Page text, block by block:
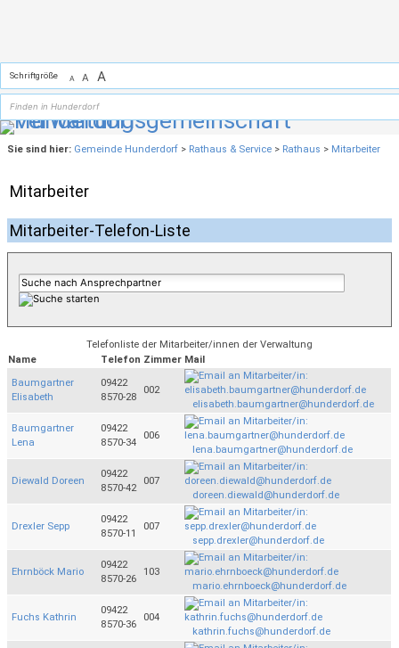
Schriftgröße A A A
Sie sind hier: Gemeinde Hunderdorf > Rathaus & Service > Rathaus > Mitarbeiter
Mitarbeiter
Mitarbeiter-Telefon-Liste
Telefonliste der Mitarbeiter/innen der Verwaltung
Name
Telefon Zimmer Mail
Baumgartner
Elisabeth
09422
8570-28
002
elisabeth.baumgartner@hunderdorf.de
Baumgartner
Lena
09422
8570-34
006
lena.baumgartner@hunderdorf.de
Diewald Doreen
09422
8570-42
007
doreen.diewald@hunderdorf.de
Drexler Sepp
09422
8570-11
007
sepp.drexler@hunderdorf.de
Ehrnböck Mario
09422
8570-26
103
mario.ehrnboeck@hunderdorf.de
Fuchs Kathrin
09422
8570-36
004
kathrin.fuchs@hunderdorf.de